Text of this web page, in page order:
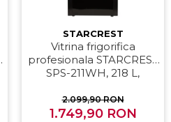
STARCREST
Vitrina frigorifica
profesionala STARCREST
SPS-211WH, 218 L,
Iluminare LED, H 141 cm,
Negru
2.099,90 RON
1.749,90 RON